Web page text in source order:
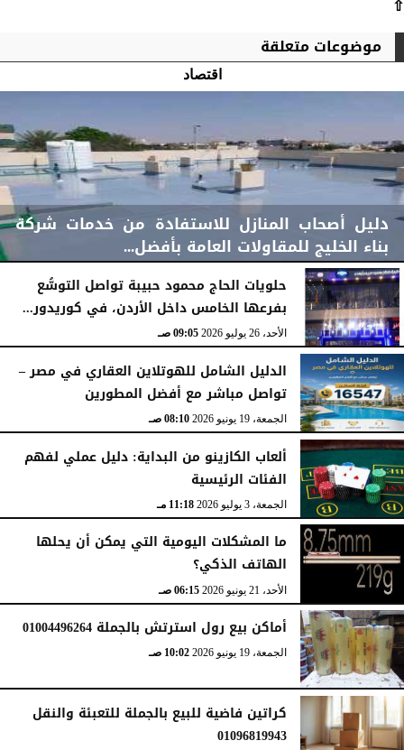
⇧
موضوعات متعلقة
اقتصاد
دليل أصحاب المنازل للاستفادة من خدمات شركة
بناء الخليج للمقاولات العامة بأفضل...
الأحد، 2 أغسطس 2026 11:48 صـ
حلويات الحاج محمود حبيبة تواصل التوسُّع
بفرعها الخامس داخل الأردن، في كوريدور...
الأحد، 26 يوليو 2026 09:05 صـ
الدليل الشامل للهوتلاين العقاري في مصر –
تواصل مباشر مع أفضل المطورين
الجمعة، 19 يونيو 2026 08:10 صـ
ألعاب الكازينو من البداية: دليل عملي لفهم
الفئات الرئيسية
الجمعة، 3 يوليو 2026 11:18 مـ
ما المشكلات اليومية التي يمكن أن يحلها
الهاتف الذكي؟
الأحد، 21 يونيو 2026 06:15 صـ
أماكن بيع رول استرتش بالجملة 01004496264
الجمعة، 19 يونيو 2026 10:02 صـ
كراتين فاضية للبيع بالجملة للتعبئة والنقل
01096819943